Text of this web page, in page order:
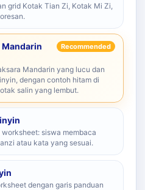
grid Kotak Tian Zi, Kotak Mi Zi,
Mandarin
Recommended
Mandarin yang lucu dan
dengan contoh hitam di
salin yang lembut.
siswa membaca
atau kata yang sesuai.
dengan garis panduan